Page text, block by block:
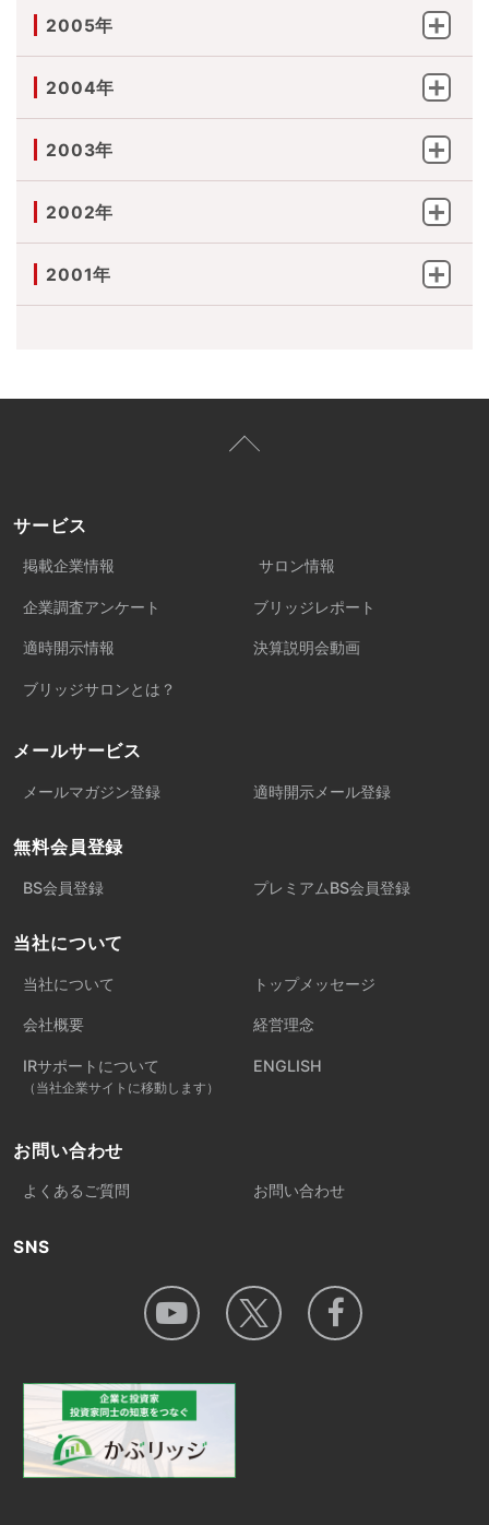
2005年
2004年
2003年
2002年
2001年
サービス
掲載企業情報 サロン情報
企業調査アンケート ブリッジレポート
適時開示情報 決算説明会動画
ブリッジサロンとは？
メールサービス
メールマガジン登録 適時開示メール登録
無料会員登録
BS会員登録 プレミアムBS会員登録
当社について
当社について トップメッセージ
会社概要 経営理念
IRサポートについて
（当社企業サイトに移動します）
ENGLISH
お問い合わせ
よくあるご質問 お問い合わせ
SNS